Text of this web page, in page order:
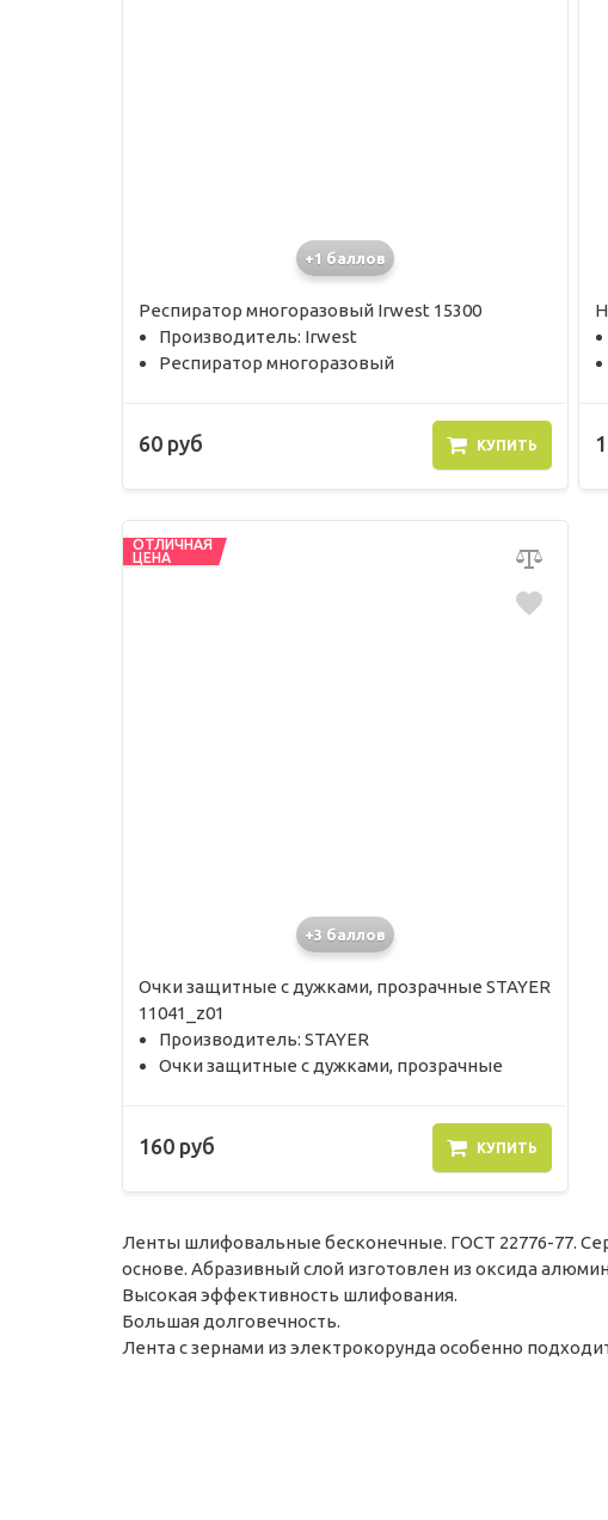
+1 баллов
Респиратор многоразовый Irwest 15300
Производитель: Irwest
Респиратор многоразовый
60 руб КУПИТЬ
ОТЛИЧНАЯ
ЦЕНА
+3 баллов
Очки защитные с дужками, прозрачные STAYER
11041_z01
Производитель: STAYER
Очки защитные с дужками, прозрачные
160 руб КУПИТЬ
Ленты шлифовальные бесконечные. ГОСТ 22776-77.
основе. Абразивный слой изготовлен из оксида
Высокая эффективность шлифования.
Большая долговечность.
Лента с зернами из электрокорунда особенно